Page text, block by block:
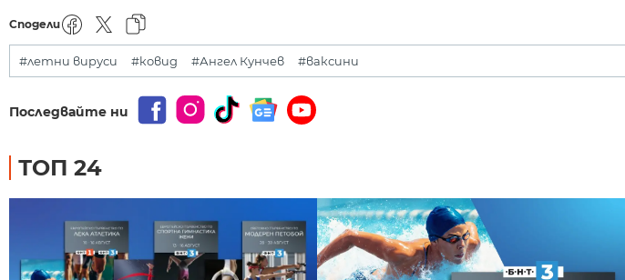
Сподели
#летни вируси #ковид #Ангел Кунчев #ваксини
Последвайте ни
ТОП 24